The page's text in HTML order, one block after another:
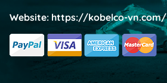
Website: https://kobelco-vn.com/